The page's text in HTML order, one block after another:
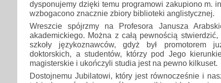
dysponujemy dzięki temu programowi zakupiono m.
wzbogacono znacznie zbiory biblioteki anglistycznej.
Wreszcie spójrzmy na Profesora Janusza
akademickiego. Można z całą pewnością
szkoły językoznawców, gdyż był promotorem
doktorskich, a studentów, którzy pod Jego
magisterskie i ukończyli studia jest na pewno kilkuset.
Dostojnemu Jubilatowi, który jest równocześnie i